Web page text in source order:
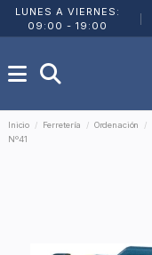
LUNES A VIERNES:
09:00 - 19:00
Inicio Ferretería Ordenación
Nº41